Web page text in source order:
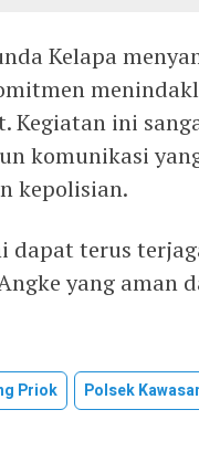
Kelapa
Kegiatan ini
komunikasi
kepolisian.
dapat terus
yang aman
Priok Polsek